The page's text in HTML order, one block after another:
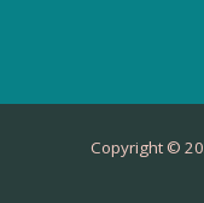
Copyright ©